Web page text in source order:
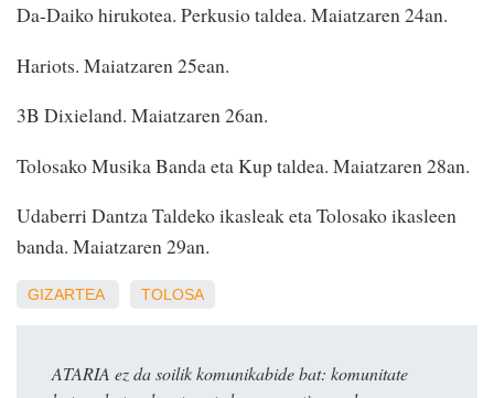
Da-Daiko hirukotea. Perkusio taldea. Maiatzaren 24an.
Hariots. Maiatzaren 25ean.
3B Dixieland. Maiatzaren 26an.
Tolosako Musika Banda eta Kup taldea. Maiatzaren 28an.
Udaberri Dantza Taldeko ikasleak eta Tolosako ikasleen
banda. Maiatzaren 29an.
GIZARTEA TOLOSA
ATARIA ez da soilik komunikabide bat: komunitate